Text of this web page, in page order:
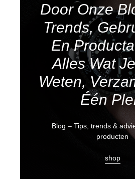
Door Onze
Trends,
En
Alles Wat
Weten,
Één
Blog – Tips, trends &
producten
shop